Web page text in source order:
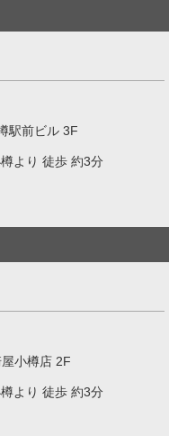
駅前ビル 3F
より 徒歩 約3分
小樽店 2F
より 徒歩 約3分